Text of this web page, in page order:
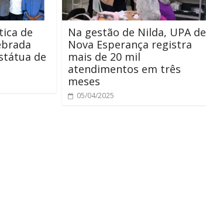
de
de
Na gestão de Nilda, UPA de
Nova Esperança registra
mais de 20 mil
atendimentos em três
meses
05/04/2025